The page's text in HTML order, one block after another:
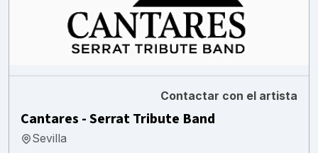
Contactar con el artista
Cantares - Serrat Tribute Band
Sevilla